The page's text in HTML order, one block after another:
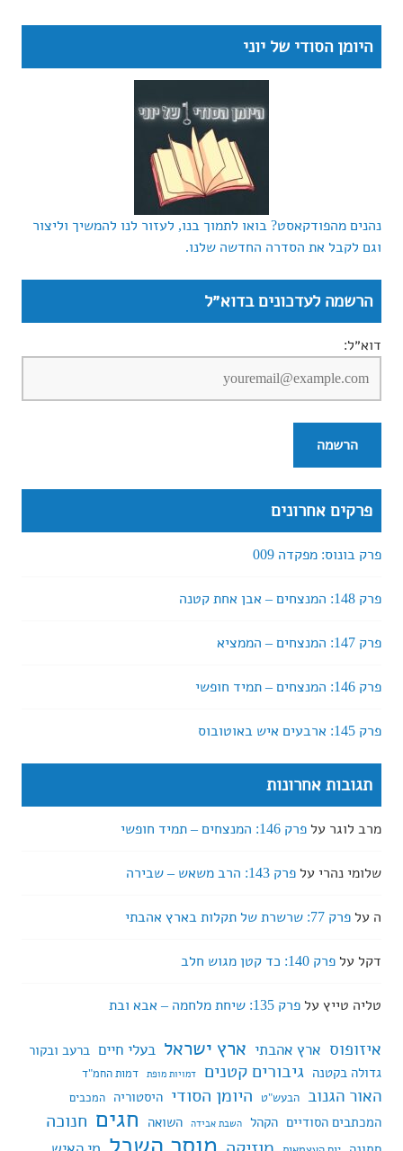
היומן הסודי של יוני
נהנים מהפודקאסט? בואו לתמוך בנו, לעזור לנו להמשיך וליצור
וגם לקבל את הסדרה החדשה שלנו.
הרשמה לעדכונים בדוא״ל
דוא״ל:
פרקים אחרונים
פרק בונוס: מפקדה 009
פרק 148: המנצחים – אבן אחת קטנה
פרק 147: המנצחים – הממציא
פרק 146: המנצחים – תמיד חופשי
פרק 145: ארבעים איש באוטובוס
תגובות אחרונות
מרב לוגר על פרק 146: המנצחים – תמיד חופשי
שלומי נהרי על פרק 143: הרב משאש – שבירה
ה על פרק 77: שרשרת של תקלות בארץ אהבתי
דקל על פרק 140: כד קטן מגוש חלב
טליה טייץעל פרק 135: שיחת מלחמה – אבא ובת
איזופוס ארץ אהבתי ארץ ישראל בעלי חיים ברעב ובקור
גדולה בקטנה גיבורים קטנים דמויות מופת דמות החמ"ד
האור הגנוב הבעש"ט היומן הסודי היסטוריה המכבים
המכתבים הסודיים הקהל השבת אבידה השואה חגים חנוכה